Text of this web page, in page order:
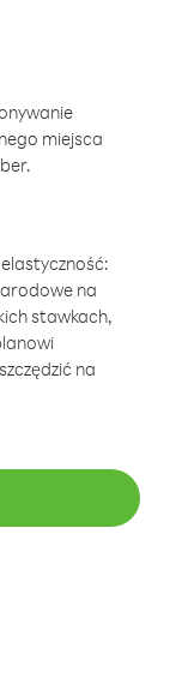
miejsca
na
stawkach,
na